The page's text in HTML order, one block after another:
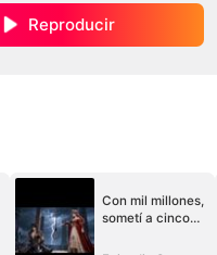
Reproducir
Con mil millones,
sometí a cinco